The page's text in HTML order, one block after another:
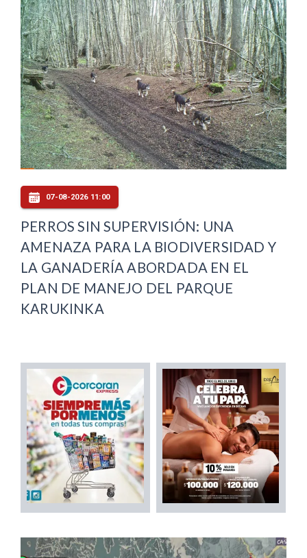
07-08-2026 11:00
PERROS SIN SUPERVISIÓN: UNA
AMENAZA PARA LA BIODIVERSIDAD Y
LA GANADERÍA ABORDADA EN EL
PLAN DE MANEJO DEL PARQUE
KARUKINKA